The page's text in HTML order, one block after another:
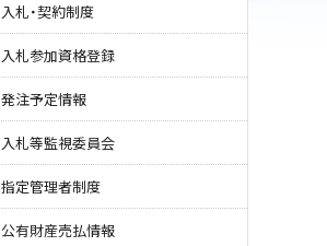
入札・契約制度
入札参加資格登録
発注予定情報
入札等監視委員会
指定管理者制度
公有財産売払情報